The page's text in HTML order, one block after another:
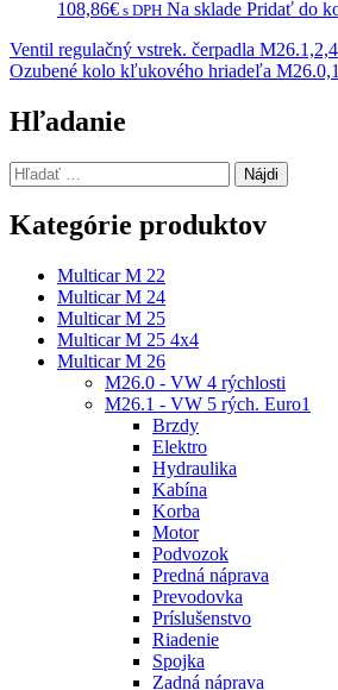
108,86€ s DPH Na sklade Pridať do
Navigácia
v
článku
Ventil regulačný vstrek. čerpadla M26.1,2,4
Ozubené kolo kľukového hriadeľa M26.0,1
Hľadanie
Hľadať:
Kategórie produktov
Multicar M 22
Multicar M 24
Multicar M 25
Multicar M 25 4x4
Multicar M 26
M26.0 - VW 4 rýchlosti
M26.1 - VW 5 rých. Euro1
Brzdy
Elektro
Hydraulika
Kabína
Korba
Motor
Podvozok
Predná náprava
Prevodovka
Príslušenstvo
Riadenie
Spojka
Zadná náprava